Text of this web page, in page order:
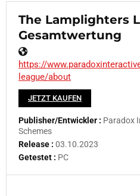
The Lamplighters
Gesamtwertung
https://
league/about
JETZT KAUFEN
Publisher/Entwickler : Paradox
Schemes
Release : 03.10.2023
Getestet : PC